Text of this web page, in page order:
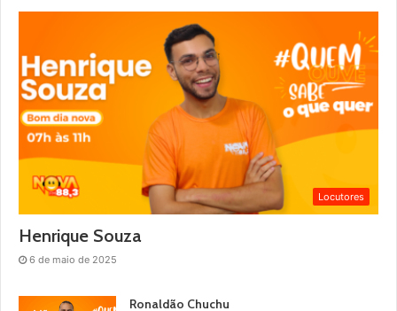
Locutores
Henrique Souza
6 de maio de 2025
Ronaldão Chuchu